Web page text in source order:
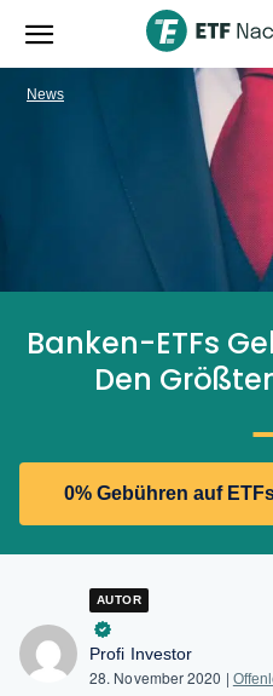
Banken-ETFs
Den
0% Gebühren auf
News
AUTOR
Profi Investor
28. November 2020 |